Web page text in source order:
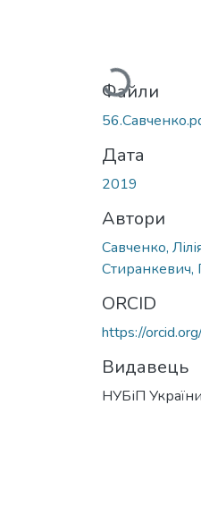
Вантажиться...
Файли
Дата
2019
Автори
Савченко,
Стиранкевич,
ORCID
https://
Видавець
НУБіП України